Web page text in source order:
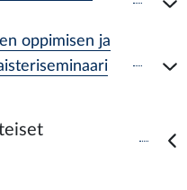
oppimisen ja